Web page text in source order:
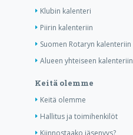
Klubin kalenteri
Piirin kalenteriin
Suomen Rotaryn kalenteriin
Alueen yhteiseen kalenteriin
Keitä olemme
Keitä olemme
Hallitus ja toimihenkilöt
Kiinnostaako jäsenyys?